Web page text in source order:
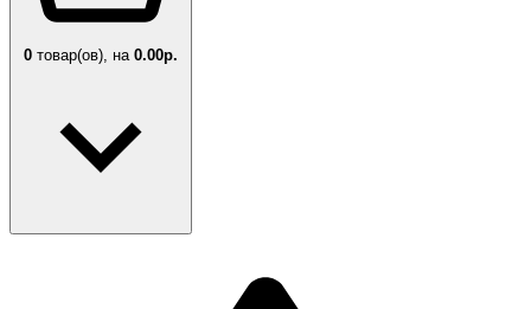
0 товар(ов), на 0.00р.